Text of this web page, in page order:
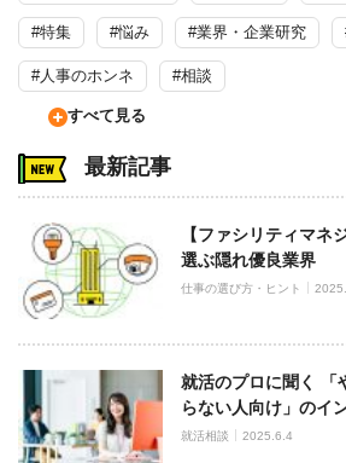
#特集 #悩み #業界・企業研究
#人事のホンネ #相談
すべて見る
最新記事
【ファシリティマネ
選ぶ隠れ優良業界
仕事の選び方・ヒント
就活のプロに聞く 「
らない人向け」のイ
就活相談 2025.6.4